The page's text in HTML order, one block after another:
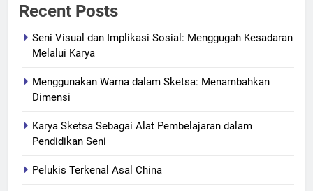
Recent Posts
Seni Visual dan Implikasi Sosial: Menggugah Kesadaran
Melalui Karya
Menggunakan Warna dalam Sketsa: Menambahkan
Dimensi
Karya Sketsa Sebagai Alat Pembelajaran dalam
Pendidikan Seni
Pelukis Terkenal Asal China